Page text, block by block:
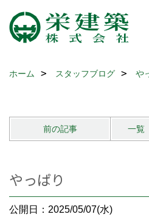
ホーム スタッフブログ や
前の記事 一覧
やっぱり
公開日：2025/05/07(水)